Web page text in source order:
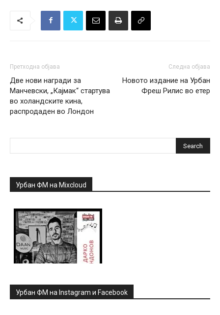
Претходна објава
Две нови награди за
Манчевски, „Кајмак“ стартува
во холандските кина,
распродаден во Лондон
Следна објава
Новото издание на Урбан
Фреш Рилис во етер
Урбан ФМ на Mixcloud
Урбан ФМ на Instagram и Facebook